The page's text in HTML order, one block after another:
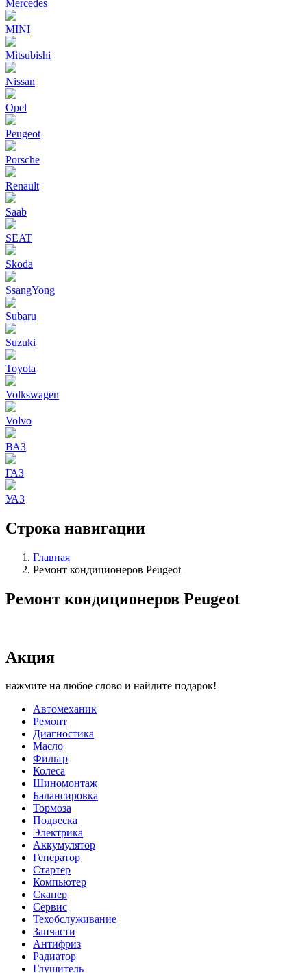
Mercedes
MINI
Mitsubishi
Nissan
Opel
Peugeot
Porsche
Renault
Saab
SEAT
Skoda
SsangYong
Subaru
Suzuki
Toyota
Volkswagen
Volvo
ВАЗ
ГАЗ
УАЗ
Строка навигации
Главная
Ремонт кондиционеров Peugeot
Ремонт кондиционеров Peugeot
Акция
нажмите на любое слово и найдите подарок!
Автомеханик
Ремонт
Диагностика
Масло
Фильтр
Колеса
Шиномонтаж
Балансировка
Тормоза
Подвеска
Электрика
Аккумулятор
Генератор
Стартер
Компьютер
Сканер
Сервис
Техобслуживание
Запчасти
Антифриз
Радиатор
Глушитель